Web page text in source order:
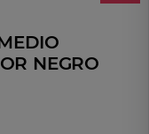
NEGRO